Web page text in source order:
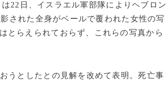
は22日、イスラエル軍部隊によりヘブロン
された全身がベールで覆われた女性の写
とらえられておらず、これらの写真から
うとしたとの見解を改めて表明。死亡事